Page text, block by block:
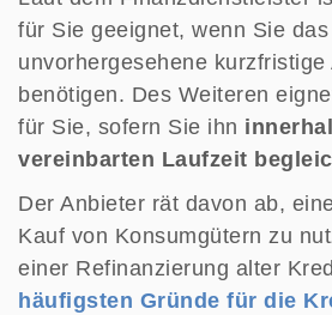
für Sie geeignet, wenn Sie
unvorhergesehene kurzfristige
benötigen. Des Weiteren
für Sie, sofern Sie ihn
vereinbarten Laufzeit
Der Anbieter rät davon ab,
Kauf von Konsumgütern zu
einer Refinanzierung alter
häufigsten Gründe für die